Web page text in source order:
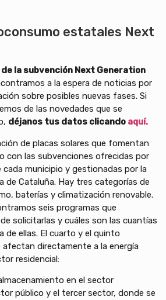
estatales Next
la subvención Next Generation
a la espera de noticias por
sobre posibles nuevas fases. Si
de las novedades que se
déjanos tus datos clicando aquí.
de placas solares que fomentan
con las subvenciones ofrecidas por
municipio y gestionadas por la
de Cataluña. Hay tres categorías de
baterías y climatización renovable.
seis programas que
solicitarlas y cuáles son las cuantías
de ellas. El cuarto y el quinto
afectan directamente a la energía
residencial:
en el sector
público y el tercer sector, donde se